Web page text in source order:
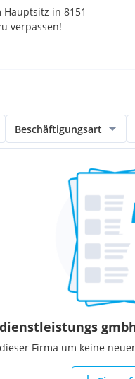
in 8151
verpassen!
Beschäftigungsart
Firma um keine